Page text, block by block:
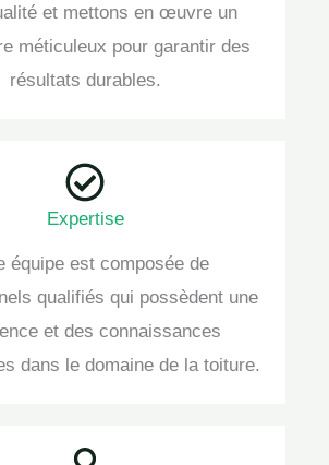
et mettons en œuvre un
méticuleux pour garantir des
résultats durables.
Expertise
équipe est composée de
qualifiés qui possèdent une
et des connaissances
dans le domaine de la toiture.